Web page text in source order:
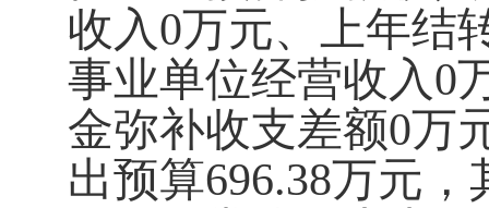
收入0万元、上年结
事业单位经营收入0
金弥补收支差额0万
出预算696.38万元，